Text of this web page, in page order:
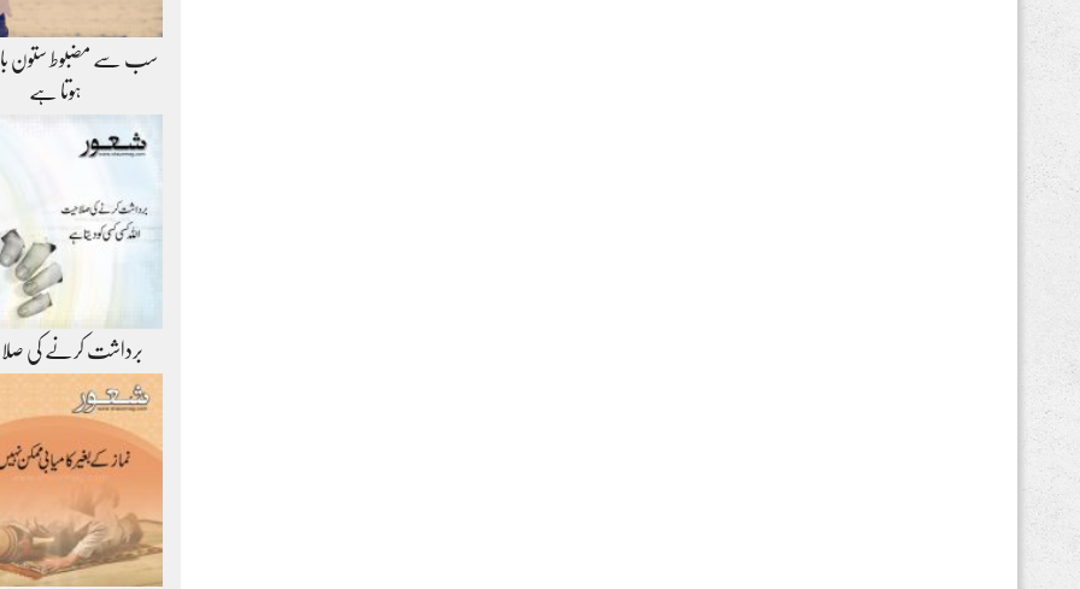
سب سے مضبوط ستون
ہوتا ہے
برداشت کرنے کی